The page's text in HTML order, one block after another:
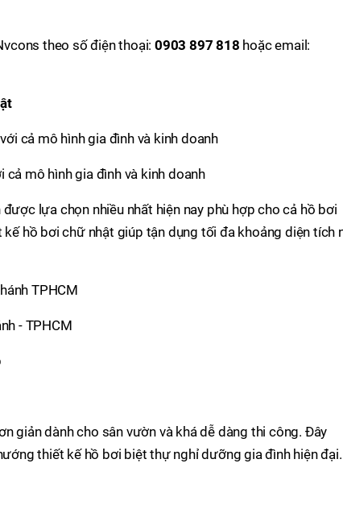
theo số điện thoại: 0903 897 818 hoặc email:
mô hình gia đình và kinh doanh
lựa chọn nhiều nhất hiện nay phù hợp cho cả hồ bơi
hồ bơi chữ nhật giúp tận dụng tối đa khoảng diện tích
- TPHCM
giản dành cho sân vườn và khá dễ dàng thi công. Đây
thiết kế hồ bơi biệt thự nghỉ dưỡng gia đình hiện đại.